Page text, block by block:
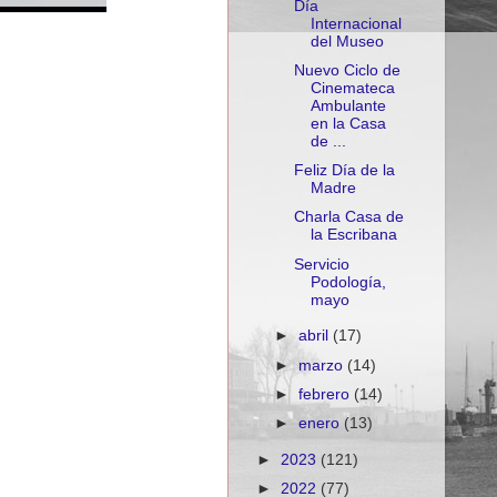
Día
Internacional
del Museo
Nuevo Ciclo de
Cinemateca
Ambulante
en la Casa
de ...
Feliz Día de la
Madre
Charla Casa de
la Escribana
Servicio
Podología,
mayo
►abril (17)
► marzo (14)
►febrero (14)
►enero(13)
► 2023 (121)
► 2022 (77)